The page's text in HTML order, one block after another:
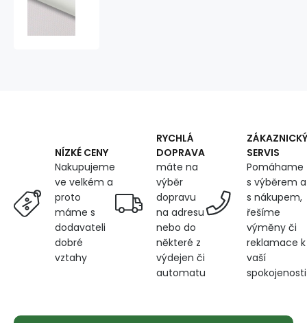
NÍZKÉ CENY
Nakupujeme
ve velkém a
proto
máme s
dodavateli
dobré
vztahy
RYCHLÁ
DOPRAVA
máte na
výběr
dopravu
na adresu
nebo do
některé z
výdejen či
automatu
ZÁKAZNICKÝ
SERVIS
Pomáhame
s výběrem a
s nákupem,
řešíme
výměny či
reklamace k
vaší
spokojenosti